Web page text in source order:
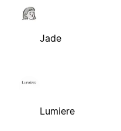
Jade
Lumiere